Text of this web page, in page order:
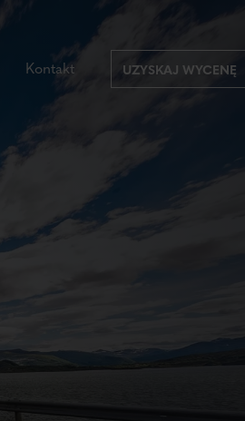
Kontakt UZYSKAJ WYCENĘ